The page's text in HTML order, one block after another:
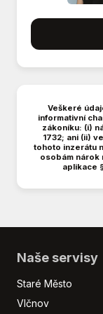
Dělená
El. okna
El.
Hands free
Imobilizér
Isofix
Klimatizace
LED denní
Malý
Mlhovky
Veškeré
informativní
zákoníku: (i)
1732; ani (ii)
tohoto inzerátu
osobám nárok
aplikace
Naše servisy
Staré Město
Vlčnov